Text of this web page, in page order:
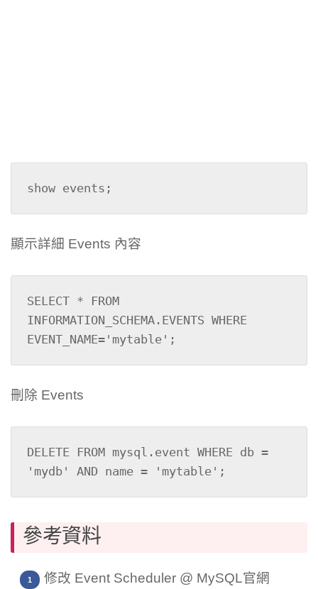
show events;
顯示詳細 Events 內容
SELECT * FROM
INFORMATION_SCHEMA.EVENTS WHERE
EVENT_NAME='mytable';
刪除 Events
DELETE FROM mysql.event WHERE db =
'mydb' AND name = 'mytable';
參考資料
修改 Event Scheduler @ MySQL官網